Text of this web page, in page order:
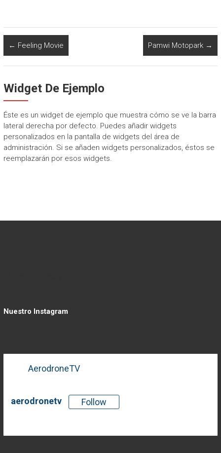
← Feeling Movie Pamwi Motopark →
Widget De Ejemplo
Éste es un widget de ejemplo que muestra cómo se ve la barra
lateral derecha por defecto. Puedes añadir widgets
personalizados en la pantalla de widgets del área de
administración. Si se añaden widgets personalizados, éstos se
reemplazarán por esos widgets.
Nuestro Instagram
AerodroneTV
aerodronetv Follow